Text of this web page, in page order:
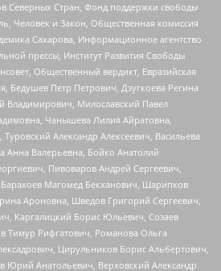
Северных Стран, Фонд поддержки свободы
Человек и Закон, Общественная комиссия
Сахарова, Информационное агентство
прессы, Институт Развития Свободы
Общественный вердикт, Евразийская
Бедушев Петр Петрович, Дзугкоева Регина
Владимирович, Милославский Павел
Чанышева Лилия Айратовна,
Александр Алексеевич, Васильева
Анна Валерьевна, Бойко Анатолий
Пивоваров Андрей Сергеевич,
Магомед Бекханович, Шарипков
Ароновна, Шведов Григорий Сергеевич,
Каргалицкий Борис Юльевич, Созаев
Тимур Рифгатович, Романова Ольга
Цирульников Борис Альбертович,
Юрий Анатольевич, Верховский Александр